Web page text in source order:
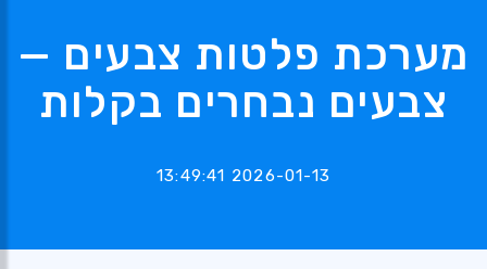
מערכת פלטות צבעים —
צבעים נבחרים בקלות
2026-01-13 13:49:41